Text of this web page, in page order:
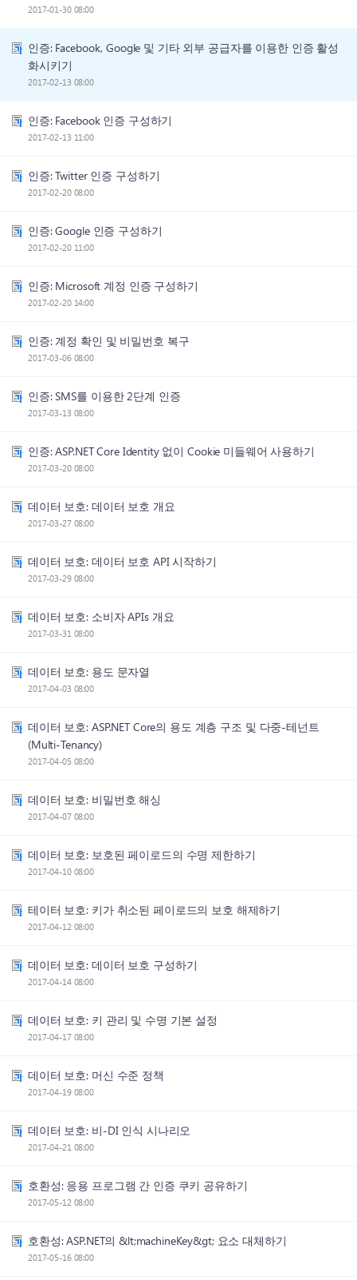
2017-01-30 08:00
인증: Facebook, Google 및 기타 외부 공급자를 이용한 인증 활성
화시키기
2017-02-13 08:00
인증: Facebook 인증 구성하기
2017-02-13 11:00
인증: Twitter 인증 구성하기
2017-02-20 08:00
인증: Google 인증 구성하기
2017-02-20 11:00
인증: Microsoft 계정 인증 구성하기
2017-02-20 14:00
인증: 계정 확인 및 비밀번호 복구
2017-03-06 08:00
인증: SMS를 이용한 2단계 인증
2017-03-13 08:00
인증: ASP.NET Core Identity 없이 Cookie 미들웨어 사용하기
2017-03-20 08:00
데이터 보호: 데이터 보호 개요
2017-03-27 08:00
데이터 보호: 데이터 보호 API 시작하기
2017-03-29 08:00
데이터 보호: 소비자 APIs 개요
2017-03-31 08:00
데이터 보호: 용도 문자열
2017-04-03 08:00
데이터 보호: ASP.NET Core의 용도 계층 구조 및 다중-테넌트
(Multi-Tenancy)
2017-04-05 08:00
데이터 보호: 비밀번호 해싱
2017-04-07 08:00
데이터 보호: 보호된 페이로드의 수명 제한하기
2017-04-10 08:00
테이터 보호: 키가 취소된 페이로드의 보호 해제하기
2017-04-12 08:00
데이터 보호: 데이터 보호 구성하기
2017-04-14 08:00
데이터 보호: 키 관리 및 수명 기본 설정
2017-04-17 08:00
데이터 보호: 머신 수준 정책
2017-04-19 08:00
데이터 보호: 비-DI 인식 시나리오
2017-04-21 08:00
호환성: 응용 프로그램 간 인증 쿠키 공유하기
2017-05-12 08:00
호환성: ASP.NET의 &lt;machineKey&gt; 요소 대체하기
2017-05-16 08:00